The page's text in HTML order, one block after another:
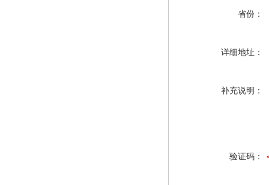
省份：
详细地址：
补充说明：
验证码：